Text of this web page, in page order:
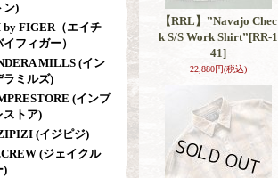
ン)
by FIGER（エイチ
イフィガー）
MILLS (イン
ラミルズ)
(インプ
ストア)
(イジピジ)
(ジェイクル
)
【RRL】”Navajo Chec
k S/S Work Shirt”[RR-1
41]
22,880円(税込)